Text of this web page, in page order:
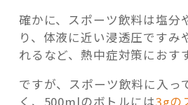
確かに、スポーツ飲料は塩分
り、体液に近い浸透圧ですみ
れるなど、熱中症対策におす
ですが、スポーツ飲料に入っ
く、500mlのボトルには3gの